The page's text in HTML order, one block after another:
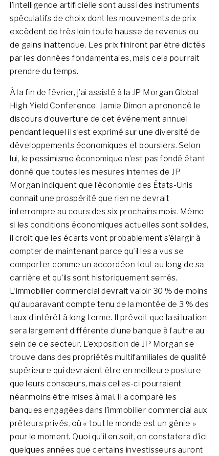
l’intelligence artificielle sont aussi des instruments
spéculatifs de choix dont les mouvements de prix
excèdent de très loin toute hausse de revenus ou
de gains inattendue. Les prix finiront par être dictés
par les données fondamentales, mais cela pourrait
prendre du temps.
À la fin de février, j’ai assisté à la JP Morgan Global
High Yield Conference. Jamie Dimon a prononcé le
discours d’ouverture de cet événement annuel
pendant lequel il s’est exprimé sur une diversité de
développements économiques et boursiers. Selon
lui, le pessimisme économique n’est pas fondé étant
donné que toutes les mesures internes de JP
Morgan indiquent que l’économie des États-Unis
connaît une prospérité que rien ne devrait
interrompre au cours des six prochains mois. Même
si les conditions économiques actuelles sont solides,
il croit que les écarts vont probablement s’élargir à
compter de maintenant parce qu’il les a vus se
comporter comme un accordéon tout au long de sa
carrière et qu’ils sont historiquement serrés.
L’immobilier commercial devrait valoir 30 % de moins
qu’auparavant compte tenu de la montée de 3 % des
taux d’intérêt à long terme. Il prévoit que la situation
sera largement différente d’une banque à l’autre au
sein de ce secteur. L’exposition de JP Morgan se
trouve dans des propriétés multifamiliales de qualité
supérieure qui devraient être en meilleure posture
que leurs consœurs, mais celles-ci pourraient
néanmoins être mises à mal. Il a comparé les
banques engagées dans l’immobilier commercial aux
prêteurs privés, où « tout le monde est un génie »
pour le moment. Quoi qu’il en soit, on constatera d’ici
quelques années que certains investisseurs auront